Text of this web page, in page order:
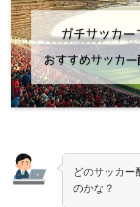
どのサッカー
のかな？